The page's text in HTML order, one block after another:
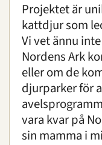
Projektet är
kattdjur som
Vi vet ännu
Nordens Ark
eller om de
djurparker för
vara kvar på
sin mamma i